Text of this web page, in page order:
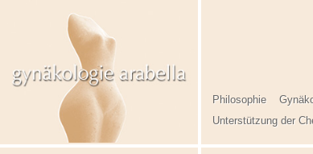
Philosophie
Unterstützung der